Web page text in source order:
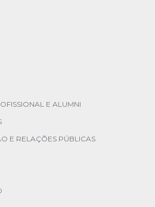
E ALUMNI
E RELAÇÕES PÚBLICAS